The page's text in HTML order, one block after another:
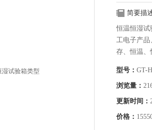
简要描
恒温恒湿试
工电子产品
存、恒温、
型号： GT-
浏览量：
更新时间：
价格：